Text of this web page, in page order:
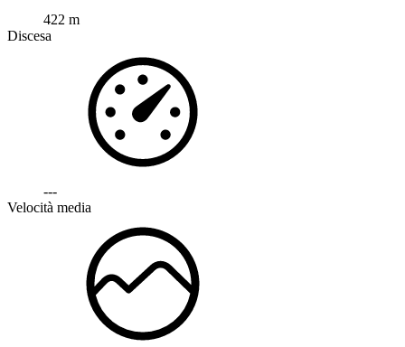
422 m
Discesa
---
Velocità media